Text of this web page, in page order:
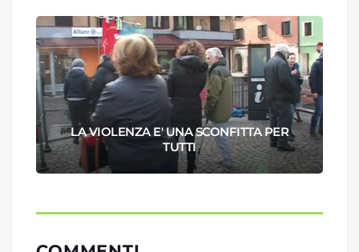
LA VIOLENZA E' UNA SCONFITTA PER
TUTTI